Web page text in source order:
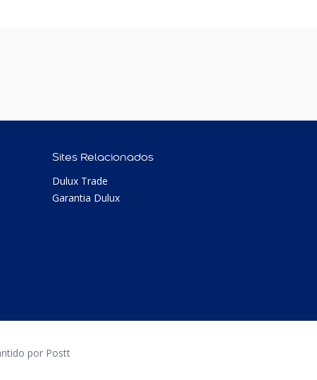
Sites Relacionados
Dulux Trade
Garantia Dulux
por Postt